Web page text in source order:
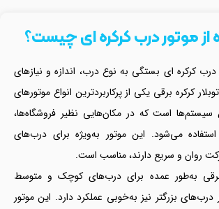
از موتور درب کرکره ای چیست؟
درب کرکره ای بستگی به نوع درب، اندازه و نیازهای
کرکره برقی یکی از پرکاربردترین انواع موتورهای
سیستم‌ها است که در مکان‌هایی نظیر فروشگاه‌ها،
استفاده می‌شود. این موتور به‌ویژه برای درب‌های
روان و سریع دارند، مناسب است.
برقی به‌طور عمده برای درب‌های کوچک و متوسط
بزرگتر نیز به‌خوبی عملکرد دارد. این موتور